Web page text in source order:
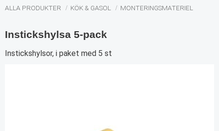
ALLA PRODUKTER KÖK & GASOL MONTERINGSMATERIEL
Instickshylsa 5-pack
Instickshylsor, i paket med 5 st